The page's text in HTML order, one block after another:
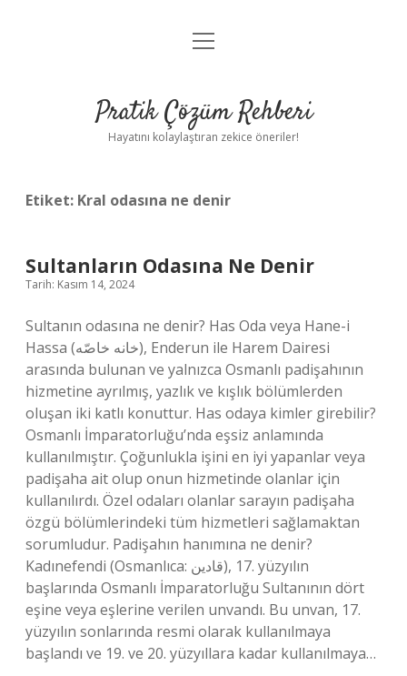
Anasayfa
Yasal Uyarı
menüyü
Pratik Çözüm Rehberi
Hayatını kolaylaştıran zekice öneriler!
Etiket: Kral odasına ne denir
Sultanların Odasına Ne Denir
Tarih: Kasım 14, 2024
Sultanın odasına ne denir? Has Oda veya Hane-i
Hassa (خانه خاصّه), Enderun ile Harem Dairesi
arasında bulunan ve yalnızca Osmanlı padişahının
hizmetine ayrılmış, yazlık ve kışlık bölümlerden
oluşan iki katlı konuttur. Has odaya kimler girebilir?
Osmanlı İmparatorluğu’nda eşsiz anlamında
kullanılmıştır. Çoğunlukla işini en iyi yapanlar veya
padişaha ait olup onun hizmetinde olanlar için
kullanılırdı. Özel odaları olanlar sarayın padişaha
özgü bölümlerindeki tüm hizmetleri sağlamaktan
sorumludur. Padişahın hanımına ne denir?
Kadınefendi (Osmanlıca: قادین), 17. yüzyılın
başlarında Osmanlı İmparatorluğu Sultanının dört
eşine veya eşlerine verilen unvandı. Bu unvan, 17.
yüzyılın sonlarında resmi olarak kullanılmaya
başlandı ve 19. ve 20. yüzyıllara kadar kullanılmaya…